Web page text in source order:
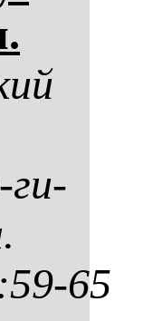
ги­
65